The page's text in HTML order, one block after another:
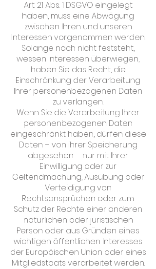
Art. 21 Abs. 1 DSGVO eingelegt
haben, muss eine Abwägung
zwischen Ihren und unseren
Interessen vorgenommen werden.
Solange noch nicht feststeht,
wessen Interessen überwiegen,
haben Sie das Recht, die
Einschränkung der Verarbeitung
Ihrer personenbezogenen Daten
zu verlangen.
Wenn Sie die Verarbeitung Ihrer
personenbezogenen Daten
eingeschränkt haben, dürfen diese
Daten – von ihrer Speicherung
abgesehen – nur mit Ihrer
Einwilligung oder zur
Geltendmachung, Ausübung oder
Verteidigung von
Rechtsansprüchen oder zum
Schutz der Rechte einer anderen
natürlichen oder juristischen
Person oder aus Gründen eines
wichtigen öffentlichen Interesses
der Europäischen Union oder eines
Mitgliedstaats verarbeitet werden.